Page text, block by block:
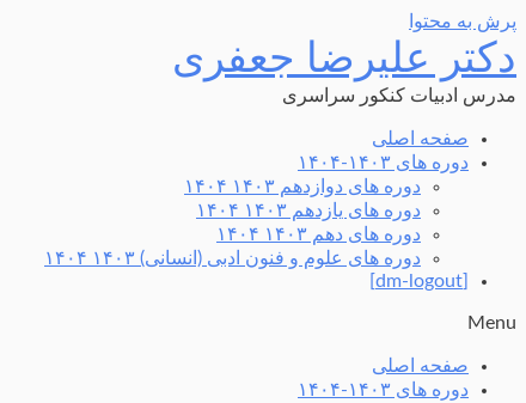
پرش به محتوا
دکتر علیرضا جعفری
مدرس ادبیات کنکور سراسری
صفحه اصلی
دوره های ۱۴۰۳-۱۴۰۴
دوره های دوازدهم ۱۴۰۳ ۱۴۰۴
دوره های یازدهم ۱۴۰۳ ۱۴۰۴
دوره های دهم ۱۴۰۳ ۱۴۰۴
دوره های علوم و فنون ادبی (انسانی) ۱۴۰۳ ۱۴۰۴
Menu
صفحه اصلی
دوره های ۱۴۰۳-۱۴۰۴